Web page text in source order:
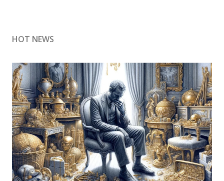
HOT NEWS